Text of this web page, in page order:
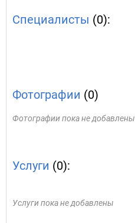
Специалисты (0):
Фотографии (0)
Фотографии пока не добавлены
Услуги (0):
Услуги пока не добавлены